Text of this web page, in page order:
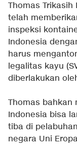
Thomas
telah
inspeksi
Indonesia
harus
legalitas kayu
diberlakukan
Thomas bahkan
Indonesia bisa
tiba di
negara Uni